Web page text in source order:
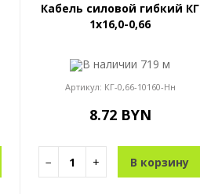
Кабель силовой гибкий КГ
1x16,0-0,66
В наличии 719 м
Артикул: КГ-0,66-10160-Нн
8.72 BYN
− + В корзину